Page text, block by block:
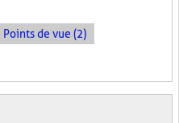
Points de vue (2)